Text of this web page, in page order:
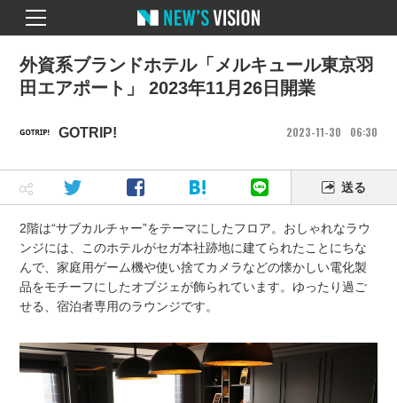
GOTRIP! 2023 11 30 06 30
外資系ブランドホテル「メルキュール東京羽
田エアポート」 2023年11月26日開業
送る
2階は“サブカルチャー”をテーマにしたフロア。おしゃれなラウ
ンジには、このホテルがセガ本社跡地に建てられたことにちな
んで、家庭用ゲーム機や使い捨てカメラなどの懐かしい電化製
品をモチーフにしたオブジェが飾られています。ゆったり過ご
せる、宿泊者専用のラウンジです。